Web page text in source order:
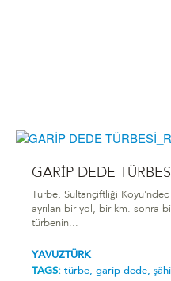
GARİP DEDE
Türbe, Sultançiftliği
ayrılan bir yol, bir km. sonra
türbenin...
YAVUZTÜRK
TAGS: türbe, garip dede,